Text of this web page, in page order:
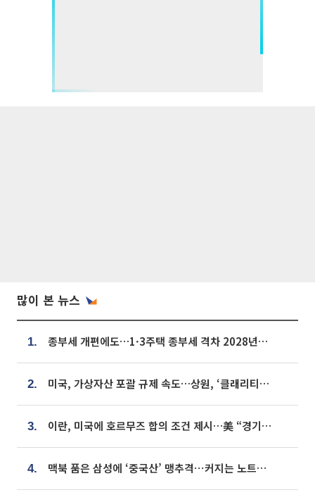
많이 본 뉴스
1. 종부세 개편에도…1·3주택 종부세 격차 2028년부터 확대
2. 미국, 가상자산 포괄 규제 속도…상원, ‘클래리티법’ 9월 절차투표 추진
3. 이란, 미국에 호르무즈 합의 조건 제시…美 “경기 아직 안 끝나” [종합]
4. 맥북 품은 삼성에 ‘중국산’ 맹추격⋯커지는 노트북 OLED 시장